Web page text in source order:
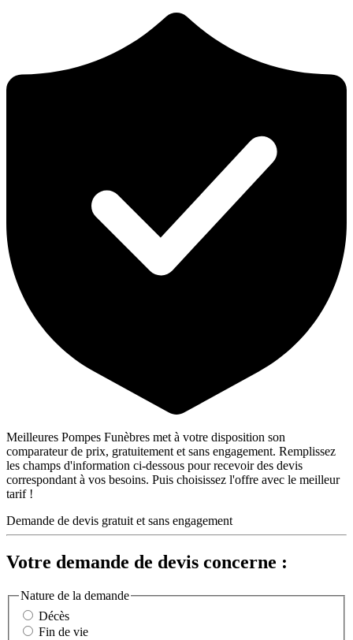
Meilleures Pompes Funèbres met à votre disposition son
comparateur de prix, gratuitement et sans engagement. Remplissez
les champs d'information ci-dessous pour recevoir des devis
correspondant à vos besoins. Puis choisissez l'offre avec le meilleur
tarif !
Demande de devis gratuit et sans engagement
Votre demande de devis concerne :
Nature de la demande
Décès
Fin de vie